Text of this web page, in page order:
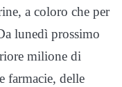
a coloro che per
lunedì prossimo
milione di
farmacie, delle